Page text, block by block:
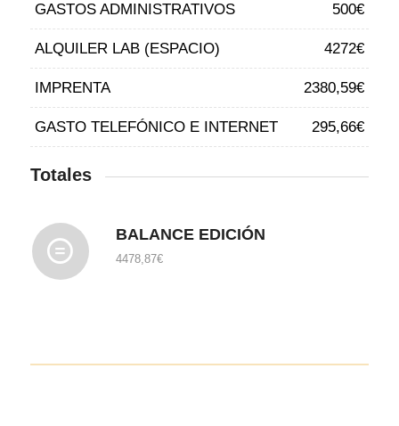
GASTOS ADMINISTRATIVOS 500€
ALQUILER LAB (ESPACIO) 4272€
IMPRENTA 2380,59€
GASTO TELEFÓNICO E INTERNET 295,66€
Totales
BALANCE EDICIÓN
4478,87€